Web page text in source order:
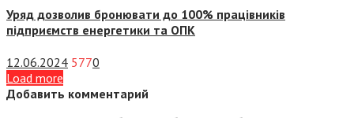
Уряд дозволив бронювати до 100% працівників
підприємств енергетики та ОПК
12.06.2024 5770
Load more
Добавить комментарий